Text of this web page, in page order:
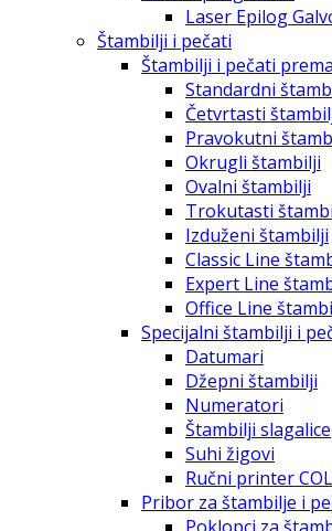
Laser Epilog
Štambilji i pečati
Štambilji i pečati
Standardni
Četvrtasti
Pravokutni
Okrugli štambilji
Ovalni štambilji
Trokutasti
Izduženi štambilji
Classic Line
Expert Line
Office Line
Specijalni štambilji i
Datumari
Džepni štambilji
Numeratori
Štambilji slagalice
Suhi žigovi
Ručni printer
Pribor za štambilje i